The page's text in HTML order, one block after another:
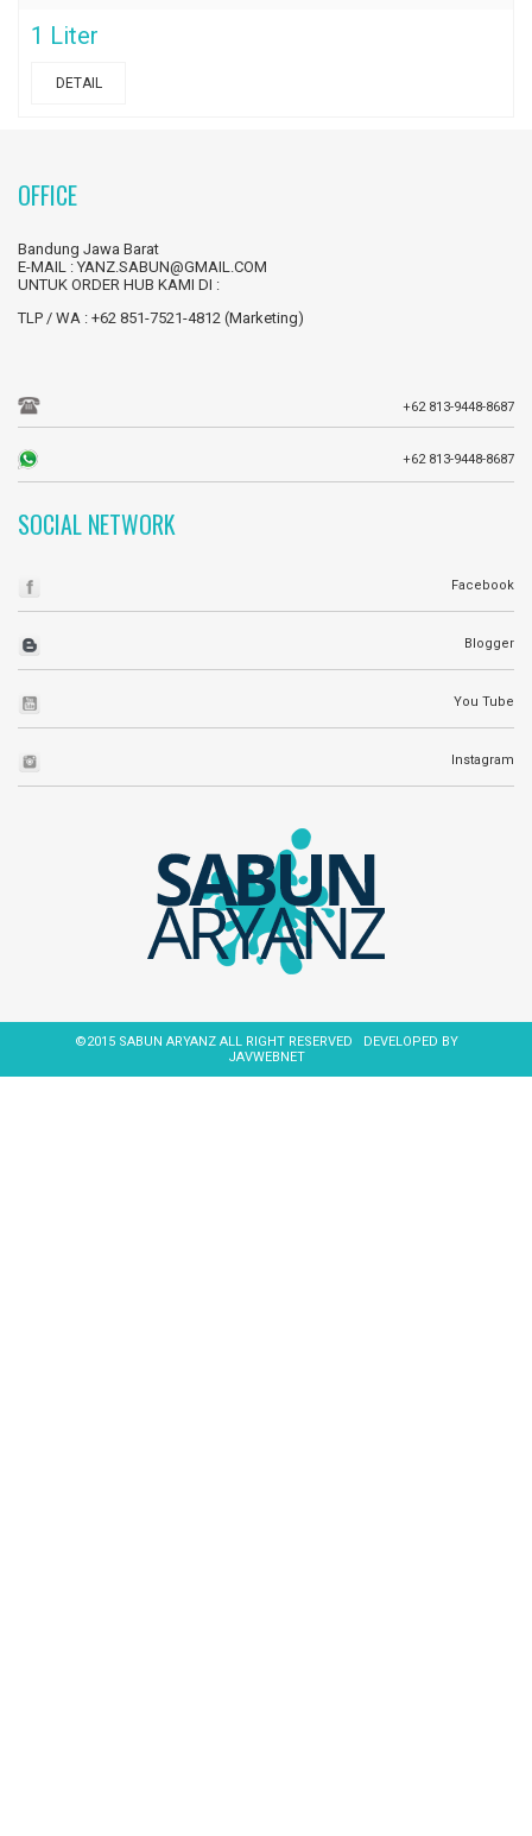
1 Liter
DETAIL
OFFICE
Bandung Jawa Barat
E-MAIL : YANZ.SABUN@GMAIL.COM
UNTUK ORDER HUB KAMI DI :
TLP / WA : +62 851-7521-4812 (Marketing)
+62 813-9448-8687
+62 813-9448-8687
SOCIAL NETWORK
Facebook
Blogger
You Tube
Instagram
©2015 SABUN ARYANZ ALL RIGHT RESERVED
DEVELOPED BY
JAVWEBNET